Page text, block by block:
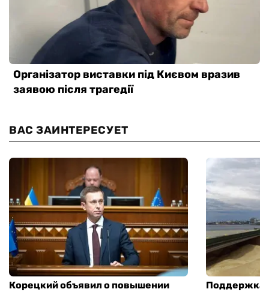
ВАС ЗАИНТЕРЕСУЕТ
Корецкий объявил о повышении
Поддержка